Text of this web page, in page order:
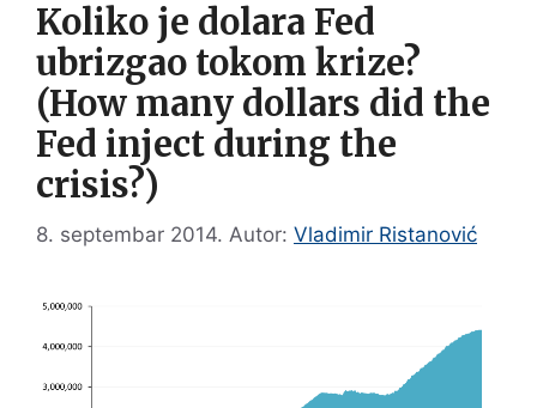
Koliko je dolara Fed
ubrizgao tokom krize?
(How many dollars did the
Fed inject during the
crisis?)
8. septembar 2014. Autor: Vladimir Ristanović